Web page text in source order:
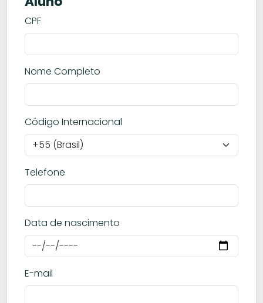
CPF
Nome Completo
Código Internacional
Telefone
Data de nascimento
E-mail